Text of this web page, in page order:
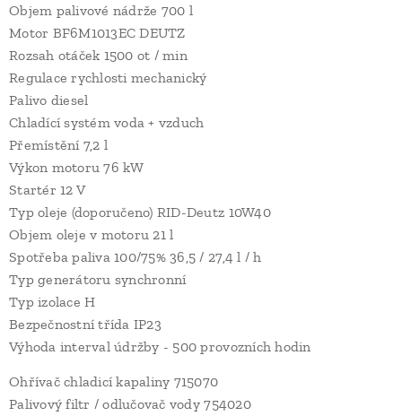
Objem palivové nádrže 700 l
Motor BF6M1013EC DEUTZ
Rozsah otáček 1500 ot / min
Regulace rychlosti mechanický
Palivo diesel
Chladící systém voda + vzduch
Přemístění 7,2 l
Výkon motoru 76 kW
Startér 12 V
Typ oleje (doporučeno) RID-Deutz 10W40
Objem oleje v motoru 21 l
Spotřeba paliva 100/75% 36,5 / 27,4 l / h
Typ generátoru synchronní
Typ izolace H
Bezpečnostní třída IP23
Výhoda interval údržby - 500 provozních hodin
Ohřívač chladicí kapaliny 715070
Palivový filtr / odlučovač vody 754020